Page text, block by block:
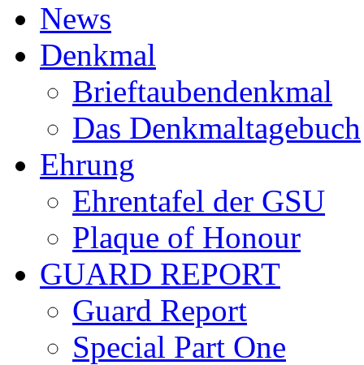
News
Denkmal
Brieftaubendenkmal
Das Denkmaltagebuch
Ehrung
Ehrentafel der GSU
Plaque of Honour
GUARD REPORT
Guard Report
Special Part One